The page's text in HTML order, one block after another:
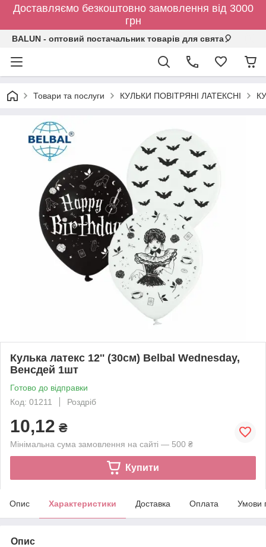
Доставляємо безкоштовно замовлення від 3000
грн
BALUN - оптовий постачальник товарів для свята🎈
Товари та послуги КУЛЬКИ ПОВІТРЯНІ ЛАТЕКСНІ
Кулька латекс 12'' (30см) Belbal Wednesday,
Венсдей 1шт
Готово до відправки
Код: 01211
Роздріб
10,12 ₴
Мінімальна сума замовлення на сайті — 500 ₴
Купити
Опис Характеристики Доставка Оплата Умови
Опис